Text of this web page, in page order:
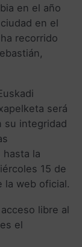
en el año
en el
recorrido
será
su integridad
la
15 de
la web oficial.
libre al
el